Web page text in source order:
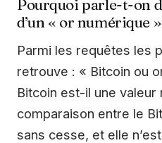
Pourquoi parle-t-on
d’un « or numérique
Parmi les requêtes les
retrouve : « Bitcoin ou
Bitcoin est-il une valeur
comparaison entre le
sans cesse, et elle